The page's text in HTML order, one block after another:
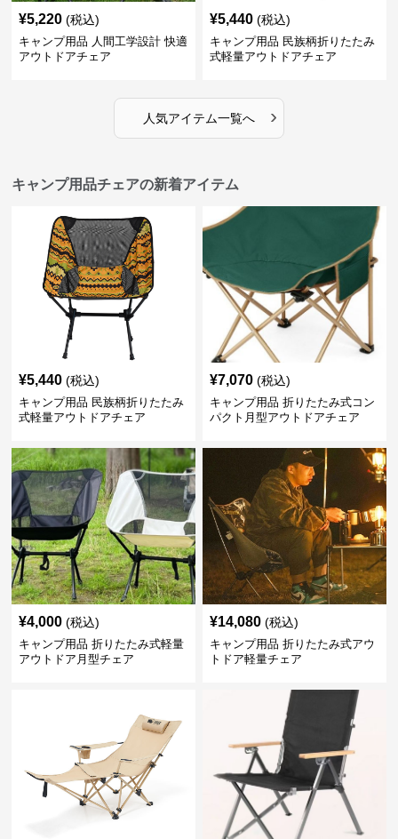
¥5,220 (税込)
キャンプ用品 人間工学設計 快適
アウトドアチェア
¥5,440 (税込)
キャンプ用品 民族柄折りたたみ
式軽量アウトドアチェア
人気アイテム一覧へ ›
キャンプ用品チェアの新着アイテム
¥5,440 (税込)
キャンプ用品 民族柄折りたたみ
式軽量アウトドアチェア
¥7,070 (税込)
キャンプ用品 折りたたみ式コン
パクト月型アウトドアチェア
¥4,000 (税込)
キャンプ用品 折りたたみ式軽量
アウトドア月型チェア
¥14,080 (税込)
キャンプ用品 折りたたみ式アウ
トドア軽量チェア